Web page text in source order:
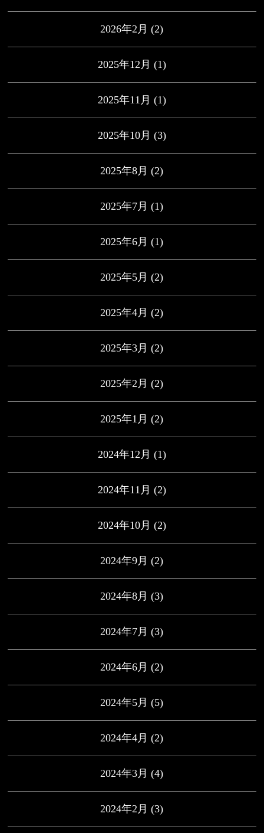
2026年2月 (2)
2025年12月 (1)
2025年11月 (1)
2025年10月 (3)
2025年8月 (2)
2025年7月 (1)
2025年6月 (1)
2025年5月 (2)
2025年4月 (2)
2025年3月 (2)
2025年2月 (2)
2025年1月 (2)
2024年12月 (1)
2024年11月 (2)
2024年10月 (2)
2024年9月 (2)
2024年8月 (3)
2024年7月 (3)
2024年6月 (2)
2024年5月 (5)
2024年4月 (2)
2024年3月 (4)
2024年2月 (3)